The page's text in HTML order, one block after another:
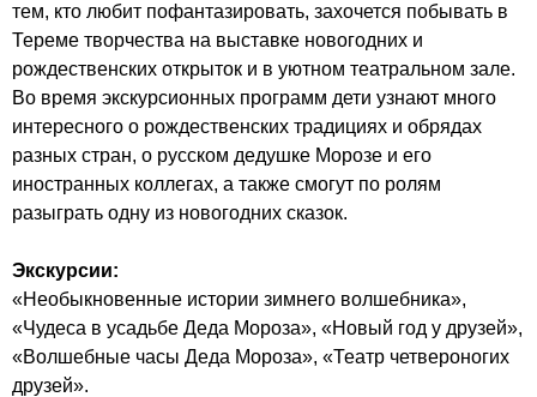
тем, кто любит пофантазировать, захочется побывать в
Тереме творчества на выставке новогодних и
рождественских открыток и в уютном театральном зале.
Во время экскурсионных программ дети узнают много
интересного о рождественских традициях и обрядах
разных стран, о русском дедушке Морозе и его
иностранных коллегах, а также смогут по ролям
разыграть одну из новогодних сказок.
Экскурсии:
«Необыкновенные истории зимнего волшебника»,
«Чудеса в усадьбе Деда Мороза», «Новый год у друзей»,
«Волшебные часы Деда Мороза», «Театр четвероногих
друзей».